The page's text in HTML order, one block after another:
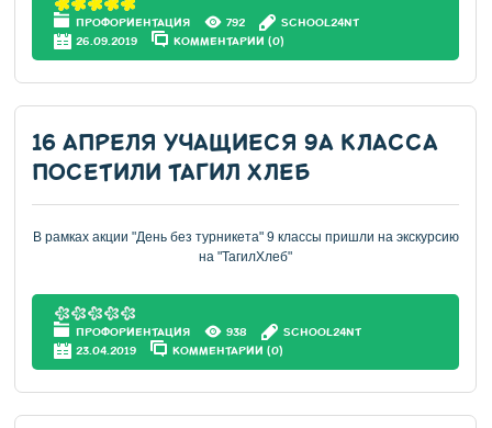
ПРОФОРИЕНТАЦИЯ 792
SCHOOL24NT
26.09.2019
КОММЕНТАРИИ (0)
16 АПРЕЛЯ УЧАЩИЕСЯ 9А КЛАССА
ПОСЕТИЛИ ТАГИЛ ХЛЕБ
В рамках акции "День без турникета" 9 классы пришли на экскурсию
на "ТагилХлеб"
ПРОФОРИЕНТАЦИЯ 938
SCHOOL24NT
23.04.2019
КОММЕНТАРИИ (0)